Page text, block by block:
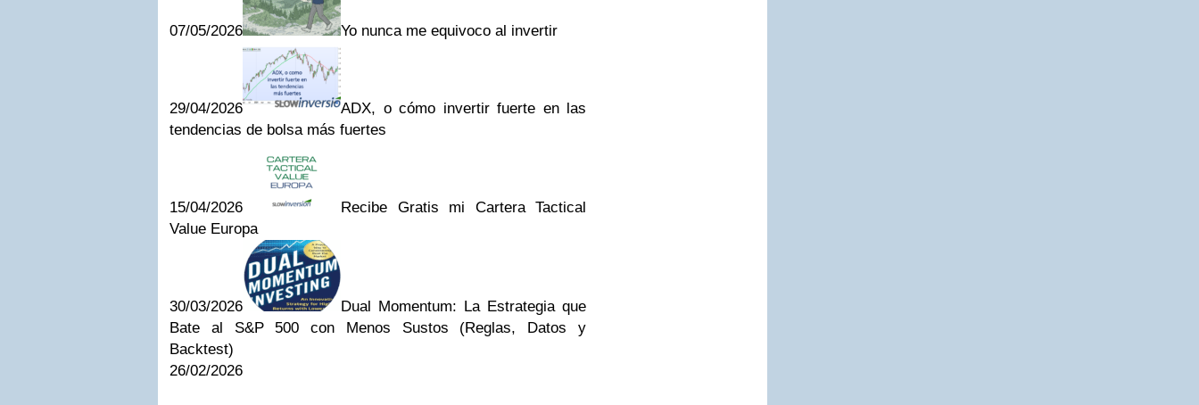
07/05/2026 Yo nunca me equivoco al invertir
29/04/2026
ADX, o cómo invertir fuerte en las
tendencias de bolsa más fuertes
15/04/2026
Recibe Gratis mi Cartera Tactical
Value Europa
30/03/2026
Dual Momentum: La Estrategia que
Bate al S&P 500 con Menos Sustos (Reglas, Datos y
Backtest)
26/02/2026